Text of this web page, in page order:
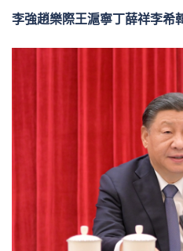
李強趙樂際王滬寧丁薛祥李希